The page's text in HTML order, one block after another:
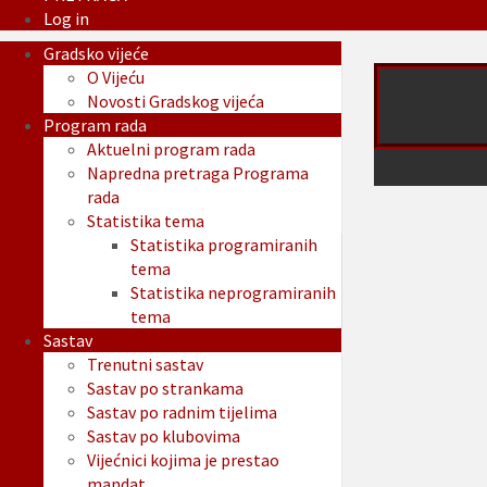
Log in
Gradsko vijeće
O Vijeću
Novosti Gradskog vijeća
Program rada
Aktuelni program rada
Napredna pretraga Programa
rada
Statistika tema
Statistika programiranih
tema
Statistika neprogramiranih
tema
Sastav
Trenutni sastav
Sastav po strankama
Sastav po radnim tijelima
Sastav po klubovima
Vijećnici kojima je prestao